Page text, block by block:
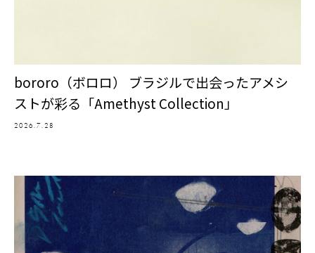
bororo（ボロロ） ブラジルで出会ったアメシ
ストが彩る「Amethyst Collection」
2026.7.28